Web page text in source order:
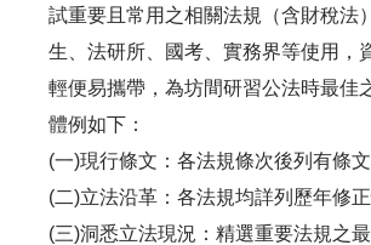
試重要且常用之相關法規（含財稅法
生、法研所、國考、實務界等使用，
輕便易攜帶，為坊間研習公法時最佳
體例如下：
(一)現行條文：各法規條次後列有條文
(二)立法沿革：各法規均詳列歷年修正
(三)洞悉立法現況：精選重要法規之